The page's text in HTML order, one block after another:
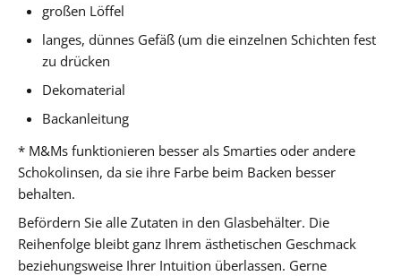
großen Löffel
langes, dünnes Gefäß (um die einzelnen Schichten fest
zu drücken
Dekomaterial
Backanleitung
* M&Ms funktionieren besser als Smarties oder andere
Schokolinsen, da sie ihre Farbe beim Backen besser
behalten.
Befördern Sie alle Zutaten in den Glasbehälter. Die
Reihenfolge bleibt ganz Ihrem ästhetischen Geschmack
beziehungsweise Ihrer Intuition überlassen. Gerne